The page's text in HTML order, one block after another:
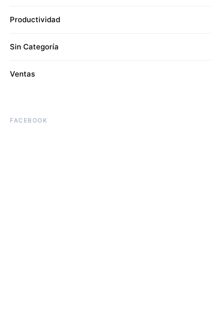
Productividad
Sin Categoría
Ventas
FACEBOOK